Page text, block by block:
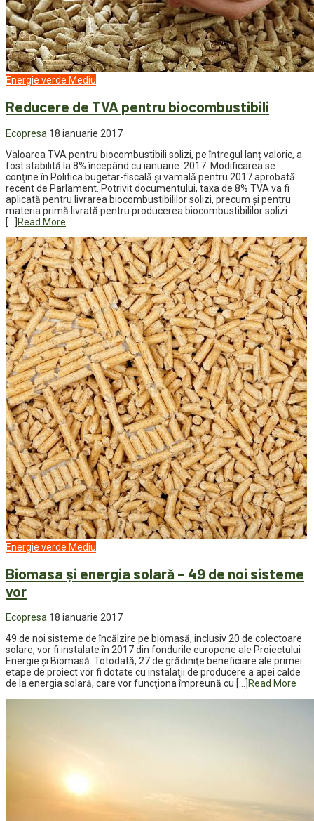
Energie verde Mediu
Reducere de TVA pentru biocombustibili
Ecopresa 18 ianuarie 2017
Valoarea TVA pentru biocombustibili solizi, pe întregul lanț valoric, a
fost stabilită la 8% începând cu ianuarie 2017. Modificarea se
conţine în Politica bugetar-fiscală și vamală pentru 2017 aprobată
recent de Parlament. Potrivit documentului, taxa de 8% TVA va fi
aplicată pentru livrarea biocombustibililor solizi, precum și pentru
materia primă livrată pentru producerea biocombustibililor solizi
[…]
Read More
Energie verde Mediu
Biomasa și energia solară – 49 de noi sisteme
vor
Ecopresa 18 ianuarie 2017
49 de noi sisteme de încălzire pe biomasă, inclusiv 20 de colectoare
solare, vor fi instalate în 2017 din fondurile europene ale Proiectului
Energie şi Biomasă. Totodată, 27 de grădiniţe beneficiare ale primei
etape de proiect vor fi dotate cu instalaţii de producere a apei calde
de la energia solară, care vor funcţiona împreună cu […] Read More